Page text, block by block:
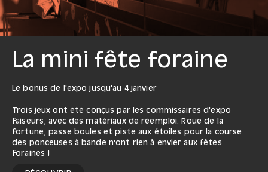
La mini fête foraine
Le bonus de l'expo jusqu'au 4 janvier
Trois jeux ont été conçus par les commissaires d'expo
faiseurs, avec des matériaux de réemploi. Roue de la
fortune, passe boules et piste aux étoiles pour la course
des ponceuses à bande n'ont rien à envier aux fêtes
foraines !